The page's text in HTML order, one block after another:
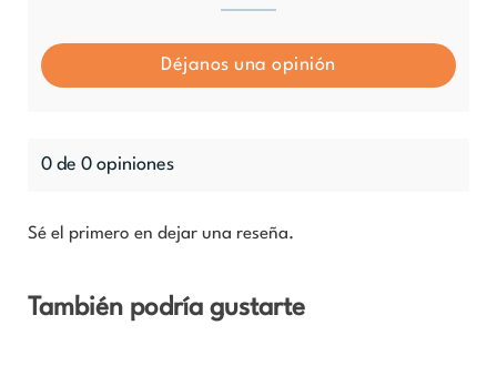
Déjanos una opinión
0 de 0 opiniones
Sé el primero en dejar una reseña.
También podría gustarte